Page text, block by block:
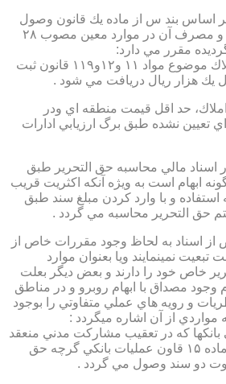
كه بر اساس بند س از ماده يك قانون وصول
برخي از درآمدهاي دولت و مصرف آن در موارد معين مصوب ۲۸
براي ثبت ملك دردفتر املاك موضوع مواد ۱۱ و۱۲و۱۱۹ قانون ثبت
يك هزار ريال دريافت مي شود .
حد اقل قيمت منطقه اي ودر
تعيين نشده طبق برگ ارزيابي ادارات
اسناد مالي محاسبه حق التحرير طبق
ابهام است به ويژه آنكه اكثريت قريب
استفاده و با وارد كردن مبلغ سند طبق
حق التحرير محاسبه مي گردد .
از اسناد به لحاظ وجود مقررات خاص از
نمينمايند ويا بعنوان موارد
خاص خود را دارند و بعض ديگر بعلت
مصداق با ابهام روبرو و در مناطق
و رويه هاي عملي متفاوتي را بوجود
از آن اشاره ميگردد :
كه در تعقيب مشاركت مدني منعقد
ميگردد بر اساس تبصره ماده ۱۵ قاون عمليات بانكي گرچه حق
دو سند وصول مي گردد .